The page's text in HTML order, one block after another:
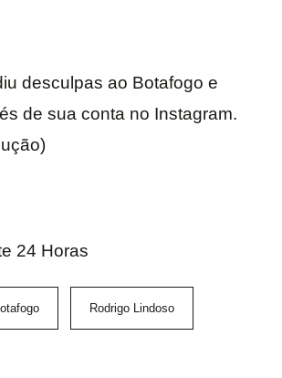
desculpas ao Botafogo e
de sua conta no Instagram.
24 Horas
Rodrigo Lindoso